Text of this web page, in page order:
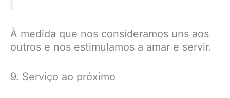
À medida que nos consideramos uns aos
outros e nos estimulamos a amar e servir.
9. Serviço ao próximo